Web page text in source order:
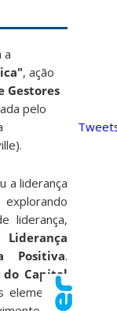
a
, ação
Gestores
pelo
a liderança
liderança,
Liderança
Positiva.
do Capital
elementos